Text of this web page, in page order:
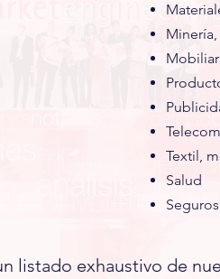
Textil,
Salud
Seguros
listado exhaustivo de